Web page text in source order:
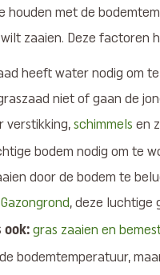
houden met de
zaaien. Deze factoren
heeft water nodig om
niet of gaan de
verstikking, schimmels en
bodem nodig om te
door de bodem te
, deze luchtige
ook: gras zaaien en
bodemtemperatuur,